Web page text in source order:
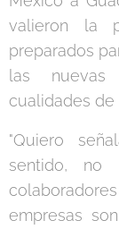
valieron la
preparados
las nuevas
cualidades de
"Quiero
sentido, no
empresas